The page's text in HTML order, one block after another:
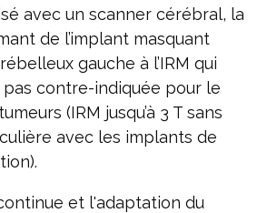
avec un scanner cérébral, la
de l’implant masquant
gauche à l’IRM qui
pas contre-indiquée pour le
(IRM jusqu’à 3 T sans
avec les implants de
et l'adaptation du